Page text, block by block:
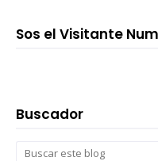
Sos el Visitante
Buscador